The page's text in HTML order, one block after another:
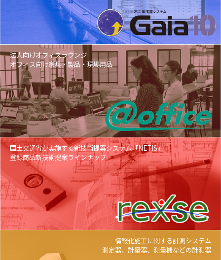
法人向けオフィスラウンジ
オフィス向け家具・製品・現場用品
国土交通省が実施する新技術提案システム「NETIS」
登録商品新技術提案ラインナップ
情報化施工に関する計測システム
測定器、計量器、測量機などの計測器